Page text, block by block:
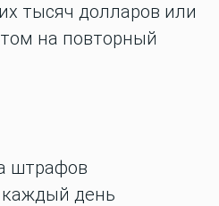
тысяч долларов или
на повторный
штрафов
каждый день